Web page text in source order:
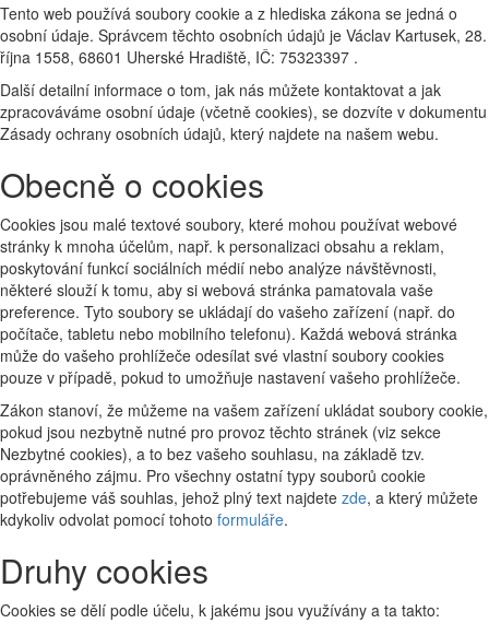
Tento web používá soubory cookie a z hlediska zákona se jedná o
osobní údaje. Správcem těchto osobních údajů je Václav Kartusek, 28.
října 1558, 68601 Uherské Hradiště, IČ: 75323397 .
Další detailní informace o tom, jak nás můžete kontaktovat a jak
zpracováváme osobní údaje (včetně cookies), se dozvíte v dokumentu
Zásady ochrany osobních údajů, který najdete na našem webu.
Obecně o cookies
Cookies jsou malé textové soubory, které mohou používat webové
stránky k mnoha účelům, např. k personalizaci obsahu a reklam,
poskytování funkcí sociálních médií nebo analýze návštěvnosti,
některé slouží k tomu, aby si webová stránka pamatovala vaše
preference. Tyto soubory se ukládají do vašeho zařízení (např. do
počítače, tabletu nebo mobilního telefonu). Každá webová stránka
může do vašeho prohlížeče odesílat své vlastní soubory cookies
pouze v případě, pokud to umožňuje nastavení vašeho prohlížeče.
Zákon stanoví, že můžeme na vašem zařízení ukládat soubory cookie,
pokud jsou nezbytně nutné pro provoz těchto stránek (viz sekce
Nezbytné cookies), a to bez vašeho souhlasu, na základě tzv.
oprávněného zájmu. Pro všechny ostatní typy souborů cookie
potřebujeme váš souhlas, jehož plný text najdete zde, a který můžete
kdykoliv odvolat pomocí tohoto formuláře.
Druhy cookies
Cookies se dělí podle účelu, k jakému jsou využívány a ta takto: